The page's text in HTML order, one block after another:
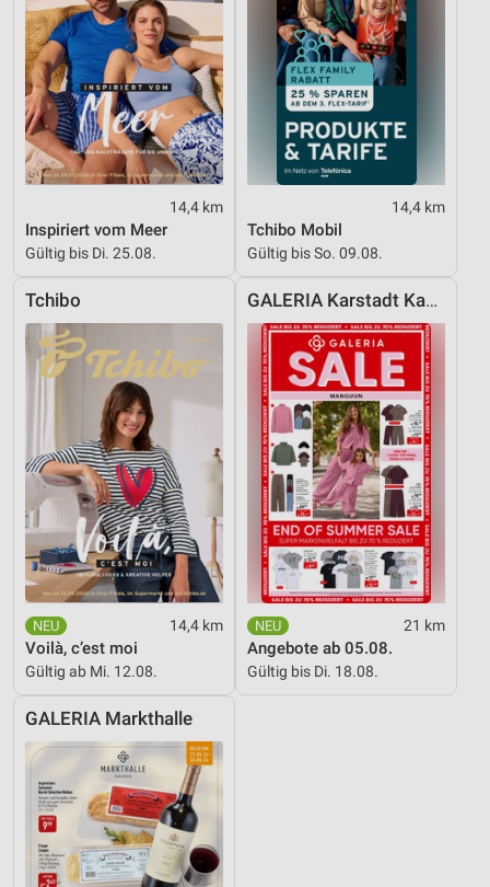
14,4 km
Inspiriert vom Meer
Gültig bis Di. 25.08.
14,4 km
Tchibo Mobil
Gültig bis So. 09.08.
Tchibo
14,4 km
Voilà, c’est moi
Gültig ab Mi. 12.08.
GALERIA Karstadt Kaufhof
21 km
Angebote ab 05.08.
Gültig bis Di. 18.08.
GALERIA Markthalle